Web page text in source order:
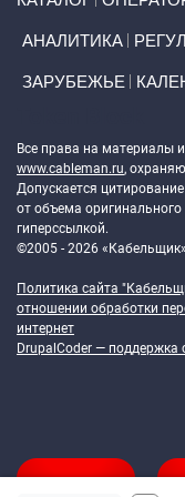
АНАЛИТИКА
ЗАРУБЕЖЬЕ
Все права на материалы
www.cableman.ru,
Допускается
от объема
гиперссылкой.
©2005 - 2026 «Кабельщик»
Политика сайта
отношении обработки
интернет
DrupalCoder — поддержка